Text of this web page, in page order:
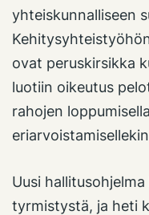
yhteiskunnalliseen
ovat peruskirsikka
luotiin oikeutus
rahojen
Uusi
tyrmistystä, ja heti